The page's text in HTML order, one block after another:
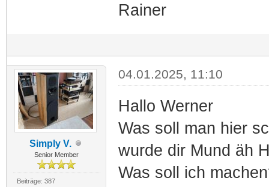
Rainer
Simply V.
Senior Member
Beiträge: 387
04.01.2025, 11:10
Hallo Werner
Was soll man hier
wurde dir Mund äh
Was soll ich